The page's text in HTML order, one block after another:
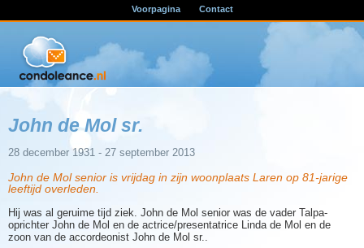
Voorpagina Contact
John de Mol sr.
28 december 1931 - 27 september 2013
John de Mol senior is vrijdag in zijn woonplaats Laren op 81-jarige
leeftijd overleden.
Hij was al geruime tijd ziek. John de Mol senior was de vader Talpa-
oprichter John de Mol en de actrice/presentatrice Linda de Mol en de
zoon van de accordeonist John de Mol sr..